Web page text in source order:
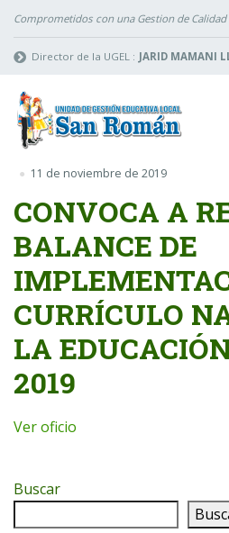
Comprometidos con una Gestion de Calidad
Director de la UGEL : JARID MAMANI
11 de noviembre de 2019
CONVOCA A
BALANCE DE
CURRÍCULO
LA
2019
Ver oficio
Buscar